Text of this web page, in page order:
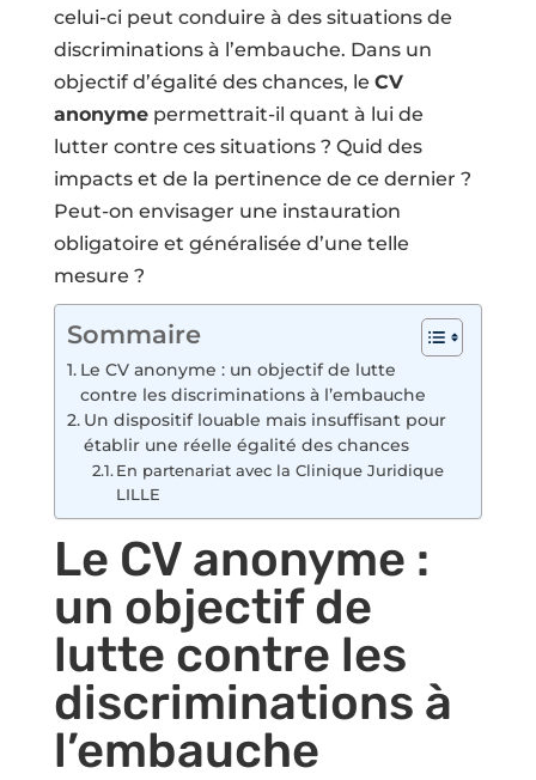
celui-ci peut conduire à des situations de
discriminations à l’embauche. Dans un
objectif d’égalité des chances, le CV
anonymepermettrait-il quant à lui de
lutter contre ces situations ? Quid des
impacts et de la pertinence de ce dernier ?
Peut-on envisager une instauration
obligatoire et généralisée d’une telle
mesure ?
Sommaire
Le CV anonyme : un objectif de lutte
contre les discriminations à l’embauche
Un dispositif louable mais insuffisant pour
établir une réelle égalité des chances
En partenariat avec la Clinique Juridique
LILLE
Le CV anonyme :
un objectif de
lutte contre les
discriminations à
l’embauche